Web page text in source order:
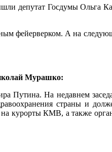
депутат Госдумы Ольга
фейерверком. А на
Мурашко:
На недавнем
страны и
курорты КМВ, а также